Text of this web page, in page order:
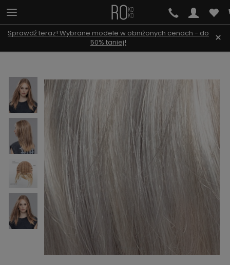
Sprawdź teraz! Wybrane modele w obniżonych cenach - do
50% taniej!
×